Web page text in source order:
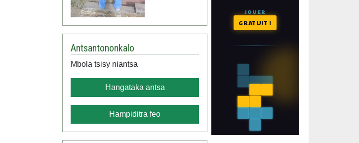
Antsantononkalo
Mbola tsisy niantsa
Hangataka antsa
Hampiditra feo